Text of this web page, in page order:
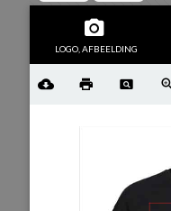
LOGO, AFBEELDING